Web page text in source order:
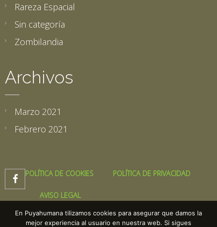
Rareza Espacial
Sin categoría
Zombilandia
Archivos
Marzo 2021
Febrero 2021

POLÍTICA DE COOKIES POLÍTICA DE PRIVACIDAD
AVISO LEGAL
En Puyahumana tilizamos cookies para asegurar que damos la
mejor experiencia al usuario en nuestra web. Si sigues